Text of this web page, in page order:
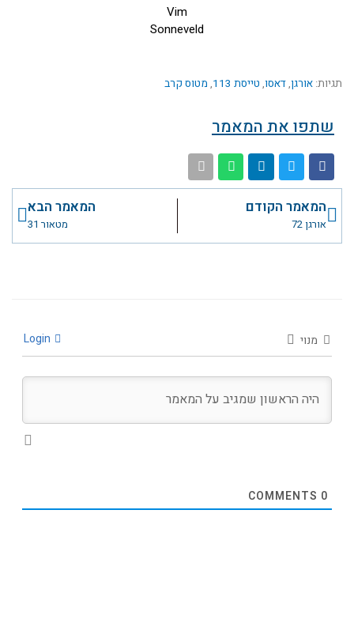
Vim
Sonneveld
תגיות: אורגן,דאסו, טייסת 113 , מטוס קרב
שתפו את המאמר
קודם
המאמר הקודם
אורגן 72
המאמר הבא
מטאור 31
מנוי
0